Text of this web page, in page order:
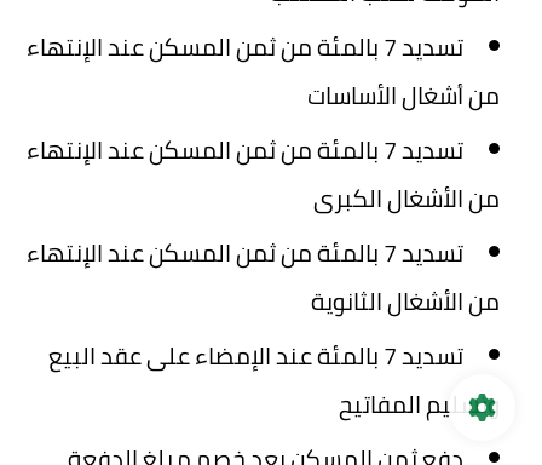
تسديد 7 بالمئة من ثمن المسكن عند الإنتهاء
من أشغال الأساسات
تسديد 7 بالمئة من ثمن المسكن عند الإنتهاء
من الأشغال الكبرى
تسديد 7 بالمئة من ثمن المسكن عند الإنتهاء
من الأشغال الثانوية
تسديد 7 بالمئة عند الإمضاء على عقد البيع
وتسليم المفاتيح